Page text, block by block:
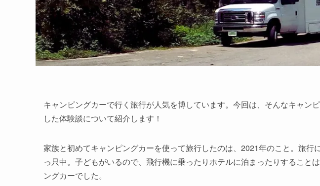
キャンピングカーで行く旅行が人気を博しています。今回は、そんなキャン
した体験談について紹介します！
家族と初めてキャンピングカーを使って旅行したのは、2021年のこと。旅行
っ只中。子どもがいるので、飛行機に乗ったりホテルに泊まったりすること
ングカーでした。